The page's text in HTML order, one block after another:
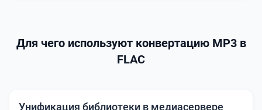
Для чего используют конвертацию MP3 в
FLAC
Унификация библиотеки в медиасервере